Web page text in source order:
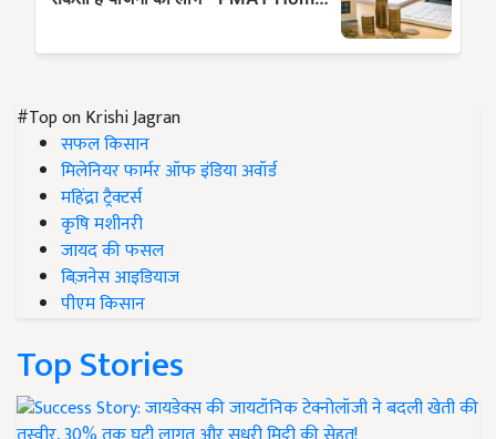
#Top on Krishi Jagran
सफल किसान
मिलेनियर फार्मर ऑफ इंडिया अवॉर्ड
महिंद्रा ट्रैक्टर्स
कृषि मशीनरी
जायद की फसल
बिज़नेस आइडियाज
पीएम किसान
Top Stories